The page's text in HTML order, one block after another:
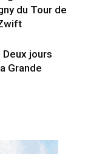
du Tour de
jours
Grande